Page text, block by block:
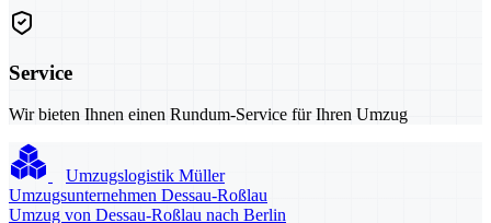
Service
Wir bieten Ihnen einen Rundum-Service für Ihren Umzug
Umzugslogistik Müller
Umzugsunternehmen Dessau-Roßlau
Umzug von Dessau-Roßlau nach Berlin